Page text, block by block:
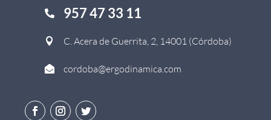
 957 47 33 11
 C. Acera de Guerrita, 2, 14001 (Córdoba)
 cordoba@ergodinamica.com